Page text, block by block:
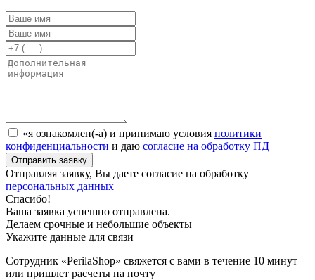
«я ознакомлен(-а) и принимаю условия политики
конфиденциальности и даю согласие на обработку ПД
Отправляя заявку, Вы даете согласие на обработку
персональных данных
Спасибо!
Ваша заявка успешно отправлена.
Делаем срочные и небольшие объекты
Укажите данные для связи
Сотрудник «PerilaShop» свяжется с вами в течение 10 минут
или пришлет расчеты на почту